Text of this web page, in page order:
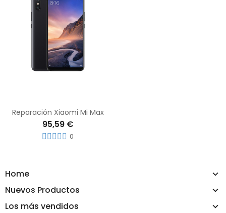
Home
Nuevos Productos
Los más vendidos
Reparación Xiaomi Mi Max
95,59 €
0